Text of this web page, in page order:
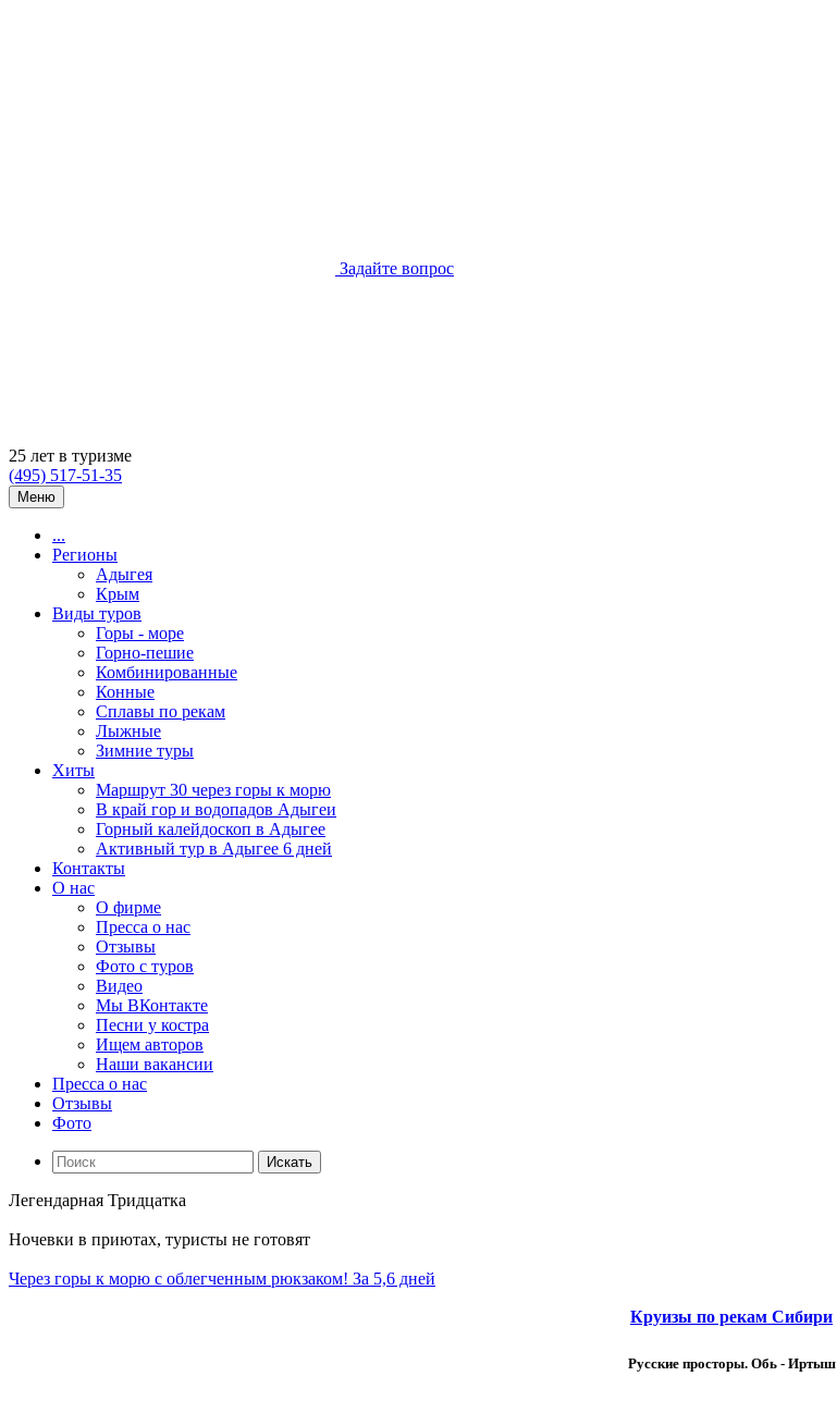
Задайте вопрос
25 лет в туризме
(495) 517-51-35
Меню
...
Регионы
Адыгея
Крым
Виды туров
Горы - море
Горно-пешие
Комбинированные
Конные
Сплавы по рекам
Лыжные
Зимние туры
Хиты
Маршрут 30 через горы к морю
В край гор и водопадов Адыгеи
Горный калейдоскоп в Адыгее
Активный тур в Адыгее 6 дней
Контакты
О нас
О фирме
Пресса о нас
Отзывы
Фото с туров
Видео
Мы ВКонтакте
Песни у костра
Ищем авторов
Наши вакансии
Пресса о нас
Отзывы
Фото
Искать
Легендарная Тридцатка
Ночевки в приютах, туристы не готовят
Через горы к морю с облегченным рюкзаком! За 5,6 дней
Круизы по рекам Сибири
Русские просторы. Обь - Иртыш